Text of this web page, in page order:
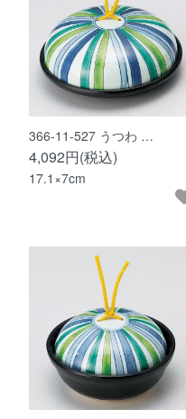
366-11-527 うつわ …
4,092円(税込)
17.1×7cm